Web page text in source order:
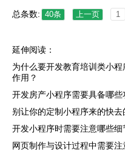
总条数: 40条 上一页 1
延伸阅读：
为什么要开发教育培训类小
作用？
开发房产小程序需要具备哪些
别让你的定制小程序来的快去
开发小程序时需要注意哪些细
网页制作与设计过程中需要注